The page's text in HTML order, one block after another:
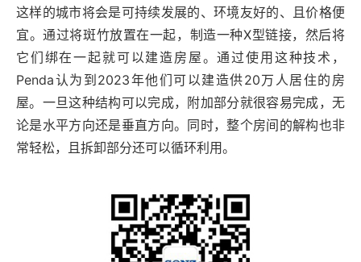
这样的城市将会是可持续发展的、环境友好的、且价格便
宜。通过将斑竹放置在一起，制造一种X型链接，然后将
它们绑在一起就可以建造房屋。通过使用这种技术，
Penda认为到2023年他们可以建造供20万人居住的房
屋。一旦这种结构可以完成，附加部分就很容易完成，无
论是水平方向还是垂直方向。同时，整个房间的解构也非
常轻松，且拆卸部分还可以循环利用。